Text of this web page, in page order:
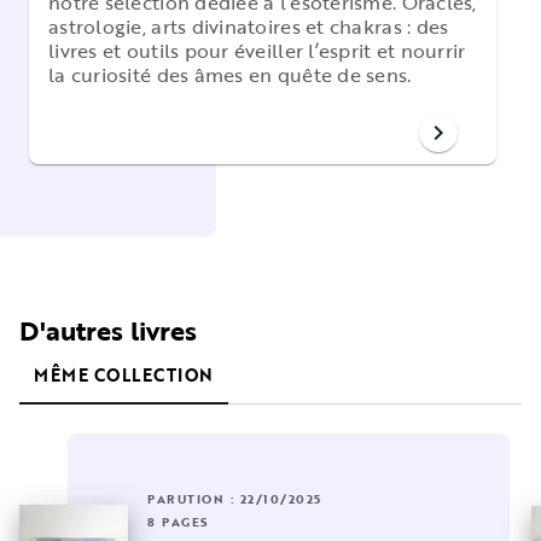
astrologie, arts divinatoires et chakras : des
livres et outils pour éveiller l’esprit et nourrir
la curiosité des âmes en quête de sens.
chevron_right
D'autres livres
MÊME COLLECTION
PARUTION : 22/10/2025
8 PAGES